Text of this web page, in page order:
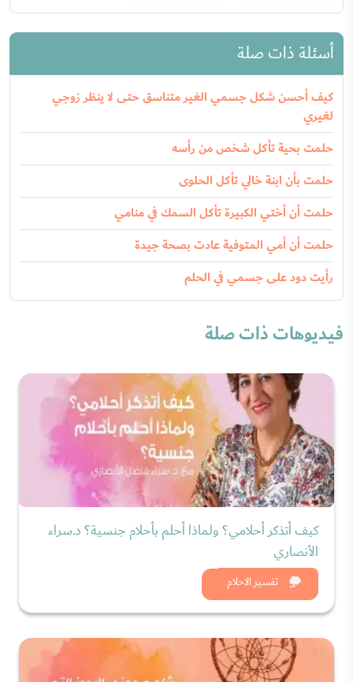
أسئلة ذات صلة
كيف أحسن شكل جسمي الغير متناسق حتى لا ينظر زوجي
لغيري
حلمت بحية تأكل شخص من رأسه
حلمت بأن ابنة خالي تأكل الحلوى
حلمت أن أختي الكبيرة تأكل السمك في منامي
حلمت أن أمي المتوفية عادت بصحة جيدة
رأيت دود على جسمي في الحلم
فيديوهات ذات صلة
تفسير الاحلام
كيف أتذكر أحلامي؟ ولماذا أحلم بأحلام جنسية؟ د.سراء
الأنصاري
شاهد الان